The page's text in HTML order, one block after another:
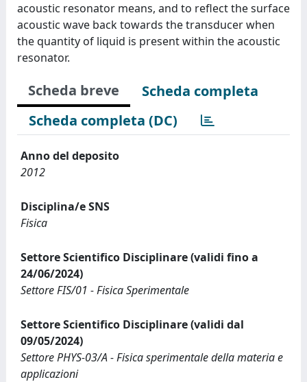
acoustic resonator means, and to reflect the surface
acoustic wave back towards the transducer when
the quantity of liquid is present within the acoustic
resonator.
Scheda breve
Scheda completa
Scheda completa (DC)
Anno del deposito
2012
Disciplina/e SNS
Fisica
Settore Scientifico Disciplinare (validi fino a
24/06/2024)
Settore FIS/01 - Fisica Sperimentale
Settore Scientifico Disciplinare (validi dal
09/05/2024)
Settore PHYS-03/A - Fisica sperimentale della materia e
applicazioni